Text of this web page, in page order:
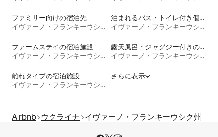
ファミリー向けの宿泊先
イヴァーノ・フランキーウシク州
泊まれるバス・トイレ付き個室
イヴァーノ・フランキーウシク州
ファームステイの宿泊施設
イヴァーノ・フランキーウシク州
露天風呂・ジャグジー付きの宿泊施設
イヴァーノ・フランキーウシク州
離れタイプの宿泊施設
イヴァーノ・フランキーウシク州
さらに表示
Airbnb ウクライナ イヴァーノ・フランキーウシク州